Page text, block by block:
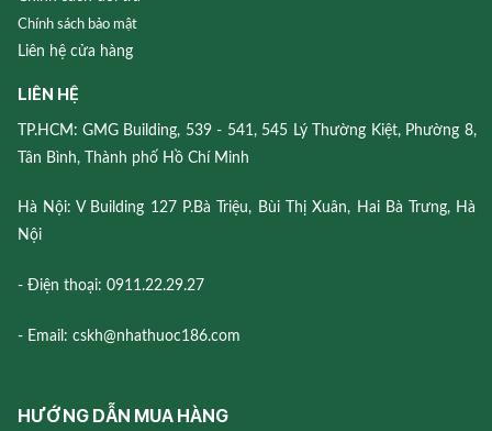
Chính sách bảo mật
Liên hệ cửa hàng
LIÊN HỆ
TP.HCM: GMG Building, 539 - 541, 545 Lý Thường Kiệt, Phường 8,
Tân Bình, Thành phố Hồ Chí Minh
Hà Nội: V Building 127 P.Bà Triệu, Bùi Thị Xuân, Hai Bà Trưng, Hà
Nội
- Điện thoại: 0911.22.29.27
- Email: cskh@nhathuoc186.com
HƯỚNG DẪN MUA HÀNG